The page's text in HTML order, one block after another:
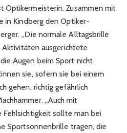
Optikermeisterin. Zusammen mit
in Kindberg den Optiker-
„Die normale Alltagsbrille
ausgerichtete
Augen beim Sport nicht
sie, sofern sie bei einem
gehen, richtig gefährlich
„Auch mit
sollte man bei
Sportsonnenbrille tragen, die